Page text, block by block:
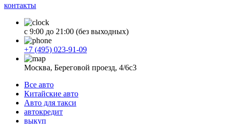
контакты
с 9:00 до 21:00 (без выходных)
+7 (495) 023-91-09
Москва, Береговой проезд, 4/6с3
Все авто
Китайские авто
Авто для такси
автокредит
выкуп